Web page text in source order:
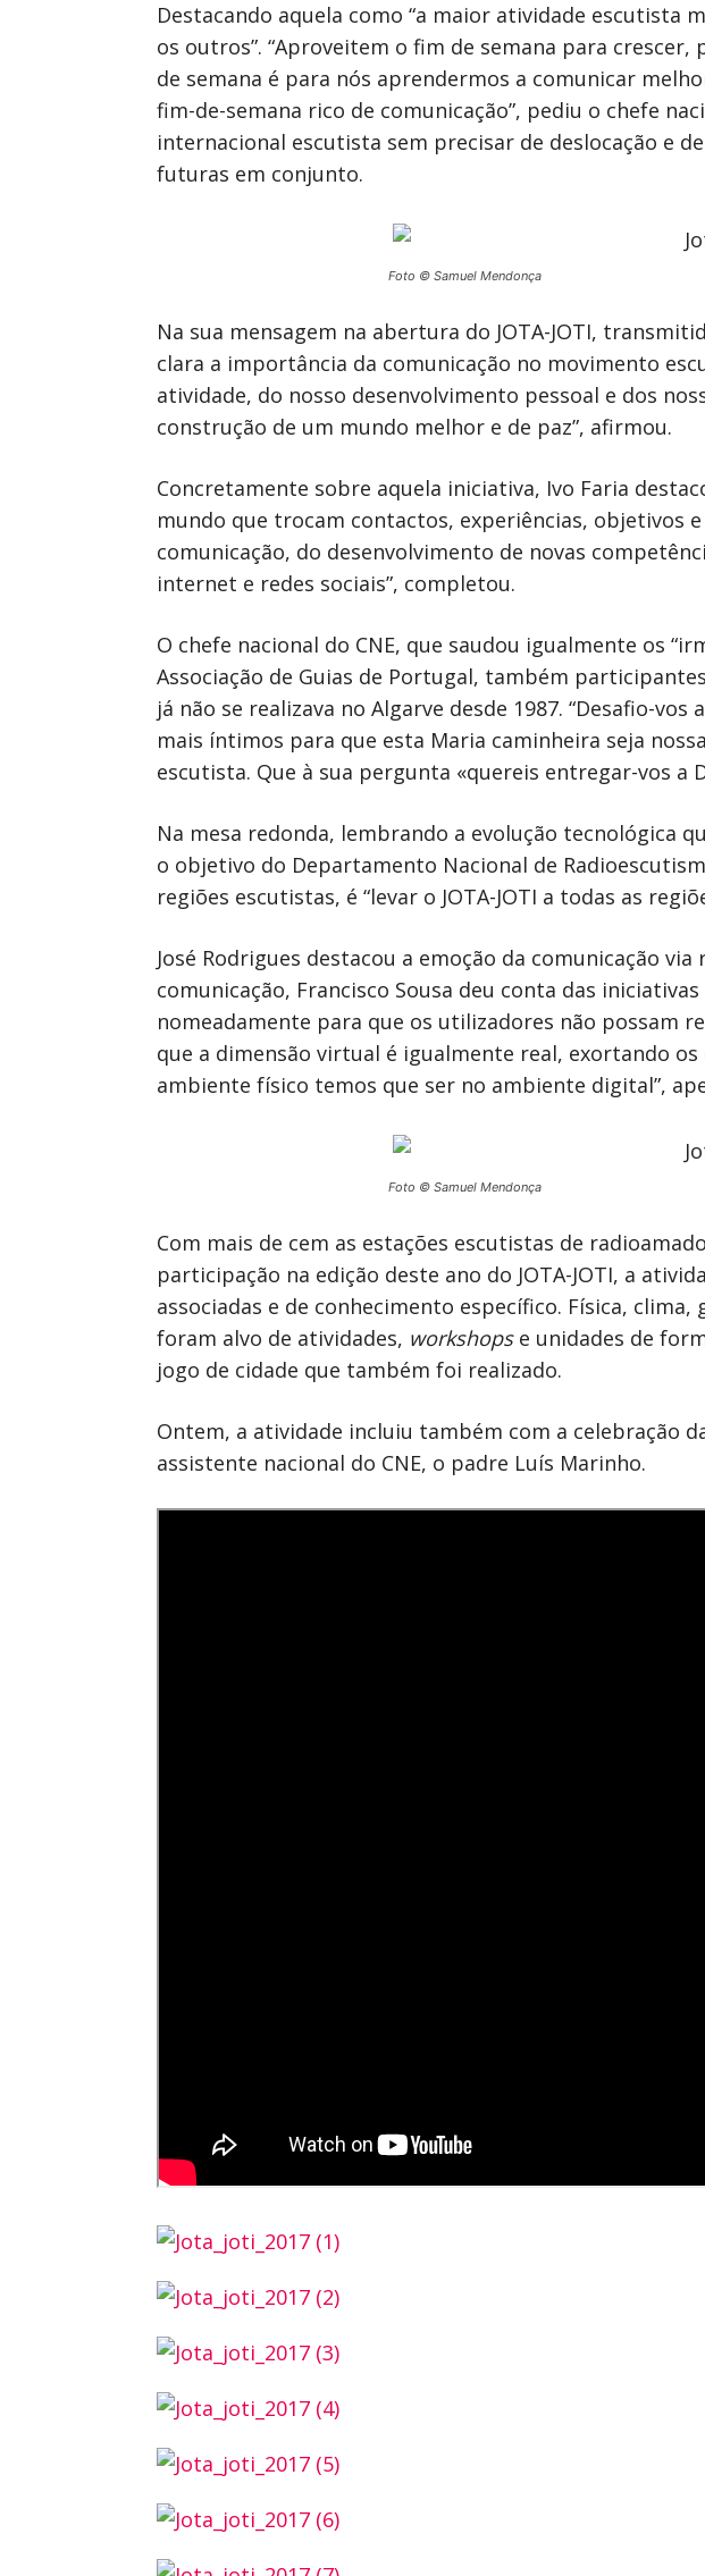
Destacando aquela como “a maior atividade escutista
os outros”. “Aproveitem o fim de semana para
de semana é para nós aprendermos a comunicar
fim-de-semana rico de comunicação”, pediu o chefe
internacional escutista sem precisar de deslocação e
futuras em conjunto.
Foto © Samuel Mendonça
Na sua mensagem na abertura do JOTA-JOTI,
clara a importância da comunicação no movimento
atividade, do nosso desenvolvimento pessoal e dos
construção de um mundo melhor e de paz”, afirmou.
Concretamente sobre aquela iniciativa, Ivo Faria
mundo que trocam contactos, experiências, objetivos
comunicação, do desenvolvimento de novas
internet e redes sociais”, completou.
O chefe nacional do CNE, que saudou igualmente os
Associação de Guias de Portugal, também
já não se realizava no Algarve desde 1987. “Desafio-
mais íntimos para que esta Maria caminheira seja
escutista. Que à sua pergunta «quereis entregar-vos a
Na mesa redonda, lembrando a evolução tecnológica
o objetivo do Departamento Nacional de
regiões escutistas, é “levar o JOTA-JOTI a todas as
José Rodrigues destacou a emoção da comunicação
comunicação, Francisco Sousa deu conta das
nomeadamente para que os utilizadores não possam
que a dimensão virtual é igualmente real, exortando
ambiente físico temos que ser no ambiente digital”,
Foto © Samuel Mendonça
Com mais de cem as estações escutistas de
participação na edição deste ano do JOTA-JOTI, a
associadas e de conhecimento específico. Física,
foram alvo de atividades, workshopse unidades de
jogo de cidade que também foi realizado.
Ontem, a atividade incluiu também com a celebração
assistente nacional do CNE, o padre Luís Marinho.